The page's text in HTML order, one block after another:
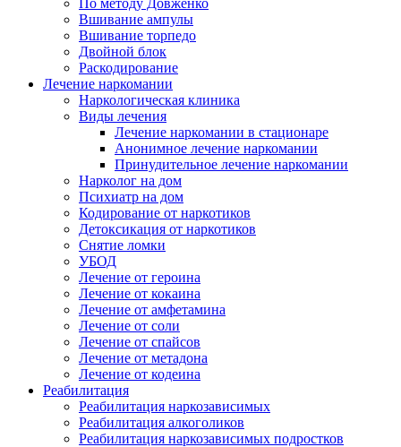
По методу Довженко
Вшивание ампулы
Вшивание торпедо
Двойной блок
Раскодирование
Лечение наркомании
Наркологическая клиника
Виды лечения
Лечение наркомании в стационаре
Анонимное лечение наркомании
Принудительное лечение наркомании
Нарколог на дом
Психиатр на дом
Кодирование от наркотиков
Детоксикация от наркотиков
Снятие ломки
УБОД
Лечение от героина
Лечение от кокаина
Лечение от амфетамина
Лечение от соли
Лечение от спайсов
Лечение от метадона
Лечение от кодеина
Реабилитация
Реабилитация наркозависимых
Реабилитация алкоголиков
Реабилитация наркозависимых подростков